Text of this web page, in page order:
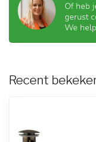
Of heb
gerust
We
Recent